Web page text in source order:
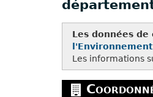
Les données
Les informations